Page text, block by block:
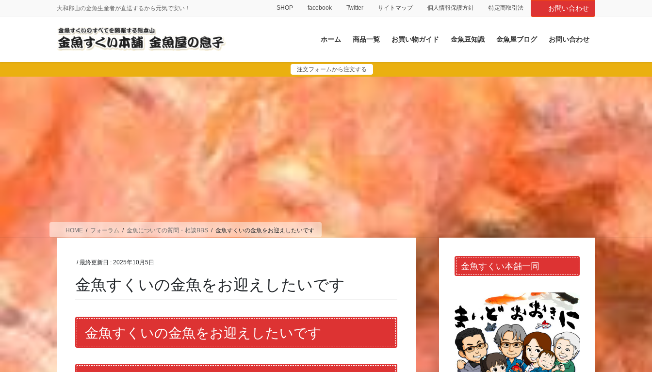
に
移
ョ
ン
大和郡山の金魚生産者が直送するから元気で安い！ SHOP facebook Twitter サイトマップ 個人情報保護方針 特定商取引法 お問い合わせ
ホーム 商品一覧 お買い物ガイド 金魚豆知識 金魚屋ブログ お問い合わせ
注文フォームから注文する
HOME フォーラム 金魚についての質問・相談BBS 金魚すくいの金魚をお迎えしたいです
/ 最終更新日 :2025年10月5日
金魚すくいの金魚をお迎えしたいです
金魚すくいの金魚をお迎えしたいです
金魚すくい本舗一同